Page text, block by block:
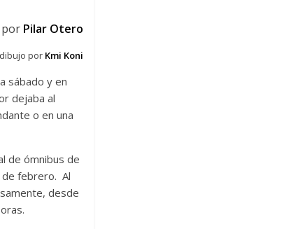
por Pilar Otero
dibujo por Kmi Koni
sábado y en
dejaba al
o en una
de ómnibus de
de febrero. Al
desde